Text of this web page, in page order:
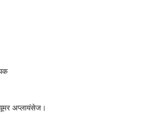
अप्लायंसेज।